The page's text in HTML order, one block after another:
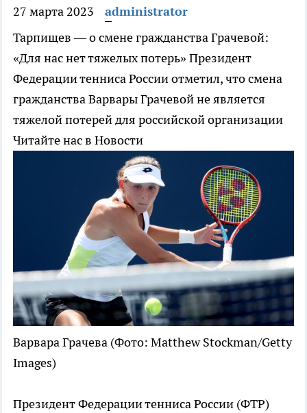
27 марта 2023
administrator
Тарпищев — о смене гражданства Грачевой:
«Для нас нет тяжелых потерь» Президент
Федерации тенниса России отметил, что смена
гражданства Варвары Грачевой не является
тяжелой потерей для российской организации
Читайте нас в Новости
Варвара Грачева (Фото: Matthew Stockman/Getty
Images)
Президент Федерации тенниса России (ФТР)